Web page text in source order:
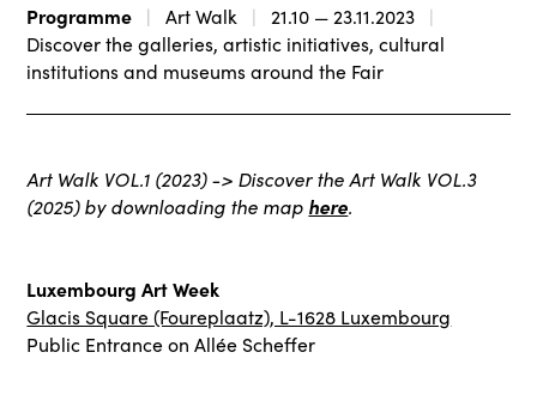
Programme Art Walk
21.10 — 23.11.2023
Discover the galleries, artistic initiatives, cultural
institutions and museums around the Fair
Art Walk VOL.1 (2023) -> Discover the Art Walk VOL.3
(2025) by downloading the map here.
Luxembourg Art Week
Glacis Square (Foureplaatz), L-1628 Luxembourg
Public Entrance on Allée Scheffer